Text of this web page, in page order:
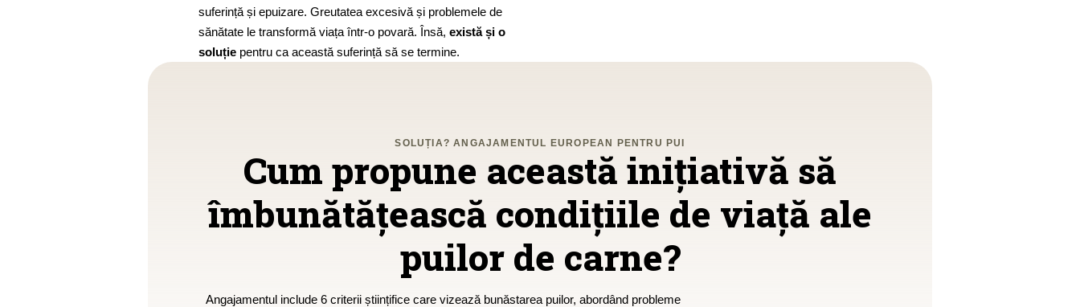
suferință și epuizare. Greutatea excesivă și problemele de
sănătate le transformă viața într-o povară. Însă, există și o
soluțiepentru ca această suferință să se termine.
SOLUȚIA? ANGAJAMENTUL EUROPEAN PENTRU PUI
Cum propune această inițiativă să
îmbunătățească condițiile de viață ale
puilor de carne?
Angajamentul include 6 criterii științifice care vizează bunăstarea puilor, abordând probleme